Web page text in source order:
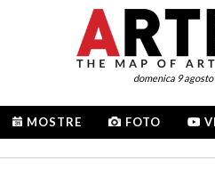
domenica 9 agosto
MOSTRE FOTO